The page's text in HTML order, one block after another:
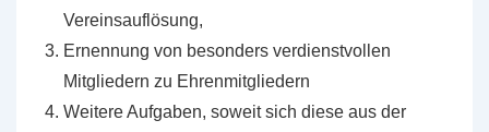
Vereinsauflösung,
Ernennung von besonders verdienstvollen
Mitgliedern zu Ehrenmitgliedern
Weitere Aufgaben, soweit sich diese aus der